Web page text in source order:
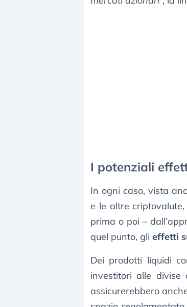
I potenziali
In ogni caso, vista
e le altre
prima o poi –
quel punto, gli effetti
Dei prodotti liquidi
investitori alle divise
assicurerebbero